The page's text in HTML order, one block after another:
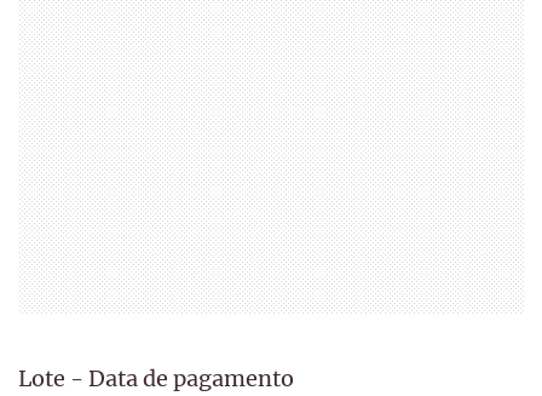
Lote - Data de pagamento